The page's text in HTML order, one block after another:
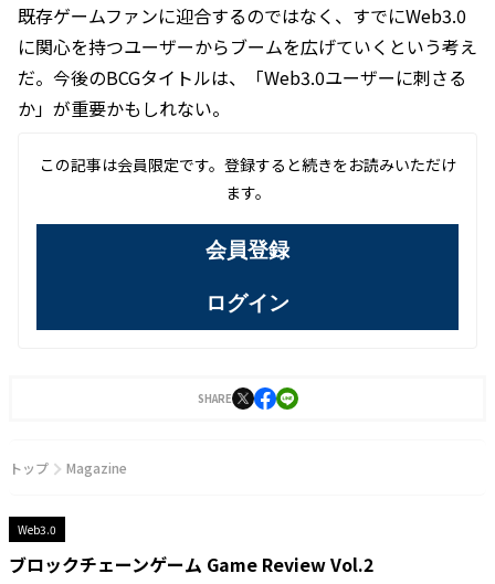
既存ゲームファンに迎合するのではなく、すでにWeb3.0
に関心を持つユーザーからブームを広げていくという考え
だ。今後のBCGタイトルは、「Web3.0ユーザーに刺さる
か」が重要かもしれない。
この記事は会員限定です。登録すると続きをお読みいただけ
ます。
会員登録
ログイン
SHARE
トップ Magazine
Web3.0
ブロックチェーンゲーム Game Review Vol.2